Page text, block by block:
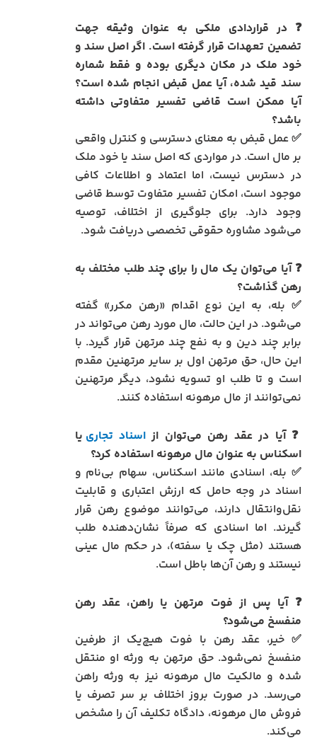
❓ در قراردادی ملکی به عنوان وثیقه جهت
تضمین تعهدات قرار گرفته است. اگر اصل سند و
خود ملک در مکان دیگری بوده و فقط شماره
سند قید شده، آیا عمل قبض انجام شده است؟
آیا ممکن است قاضی تفسیر متفاوتی داشته
باشد؟
✅ عمل قبض به معنای دسترسی و کنترل واقعی
بر مال است. در مواردی که اصل سند یا خود ملک
در دسترس نیست، اما اعتماد و اطلاعات کافی
موجود است، امکان تفسیر متفاوت توسط قاضی
وجود دارد. برای جلوگیری از اختلاف، توصیه
می‌شود مشاوره حقوقی تخصصی دریافت شود.
❓ آیا می‌توان یک مال را برای چند طلب مختلف به
رهن گذاشت؟
✅ بله، به این نوع اقدام «رهن مکرر» گفته
می‌شود. در این حالت، مال مورد رهن می‌تواند در
برابر چند دین و به نفع چند مرتهن قرار گیرد. با
این حال، حق مرتهن اول بر سایر مرتهنین مقدم
است و تا طلب او تسویه نشود، دیگر مرتهنین
نمی‌توانند از مال مرهونه استفاده کنند.
❓ آیا در عقد رهن می‌توان از اسناد تجاری یا
اسکناس به عنوان مال مرهونه استفاده کرد؟
✅ بله، اسنادی مانند اسکناس، سهام بی‌نام و
اسناد در وجه حامل که ارزش اعتباری و قابلیت
نقل‌وانتقال دارند، می‌توانند موضوع رهن قرار
گیرند. اما اسنادی که صرفاً نشان‌دهنده طلب
هستند (مثل چک یا سفته)، در حکم مال عینی
نیستند و رهن آن‌ها باطل است.
❓ آیا پس از فوت مرتهن یا راهن، عقد رهن
منفسخ می‌شود؟
✅ خیر، عقد رهن با فوت هیچ‌یک از طرفین
منفسخ نمی‌شود. حق مرتهن به ورثه او منتقل
شده و مالکیت مال مرهونه نیز به ورثه راهن
می‌رسد. در صورت بروز اختلاف بر سر تصرف یا
فروش مال مرهونه، دادگاه تکلیف آن را مشخص
می‌کند.